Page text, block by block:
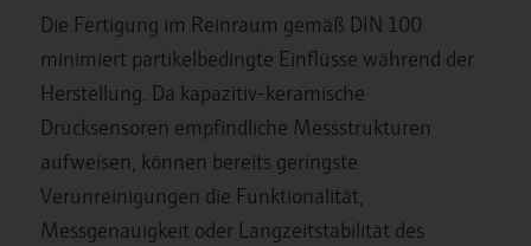
Die Fertigung im Reinraum gemäß DIN 100
minimiert partikelbedingte Einflüsse während der
Herstellung. Da kapazitiv-keramische
Drucksensoren empfindliche Messstrukturen
aufweisen, können bereits geringste
Verunreinigungen die Funktionalität,
Messgenauigkeit oder Langzeitstabilität des